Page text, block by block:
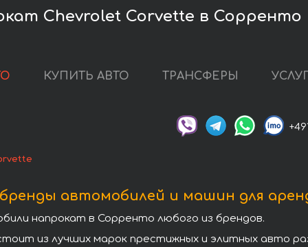
Chevrolet Corvette в Сорренто
КУПИТЬ АВТО ТРАНСФЕРЫ
автомобилей и машин для
напрокат в Сорренто любого из брендов.
из лучших марок престижных и элитных авто